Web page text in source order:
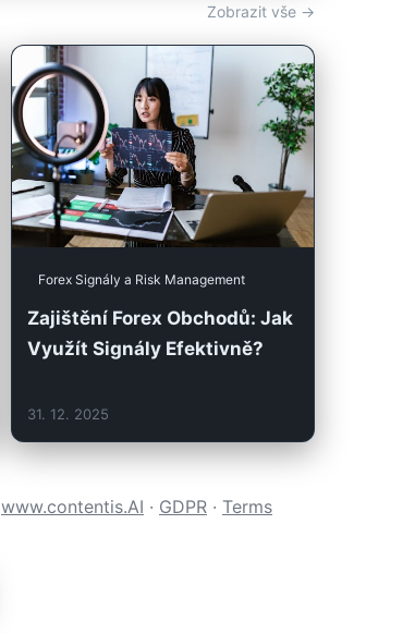
Zobrazit vše →
Forex Signály a Risk Management
Zajištění Forex Obchodů: Jak
Využít Signály Efektivně?
31. 12. 2025
www.contentis.AI · GDPR · Terms